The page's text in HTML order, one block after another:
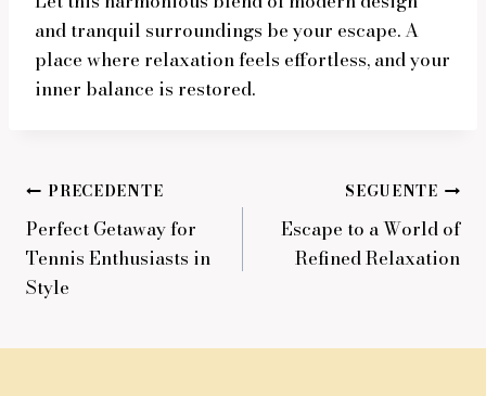
and tranquil surroundings be your escape. A
place where relaxation feels effortless, and your
inner balance is restored.
Navigazione
articoli
PRECEDENTE
Perfect Getaway for
Tennis Enthusiasts in
Style
SEGUENTE
Escape to a World of
Refined Relaxation